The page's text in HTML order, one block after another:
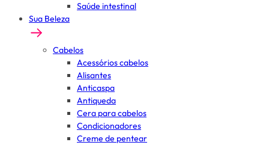
Saúde intestinal
Sua Beleza
Cabelos
Acessórios cabelos
Alisantes
Anticaspa
Antiqueda
Cera para cabelos
Condicionadores
Creme de pentear